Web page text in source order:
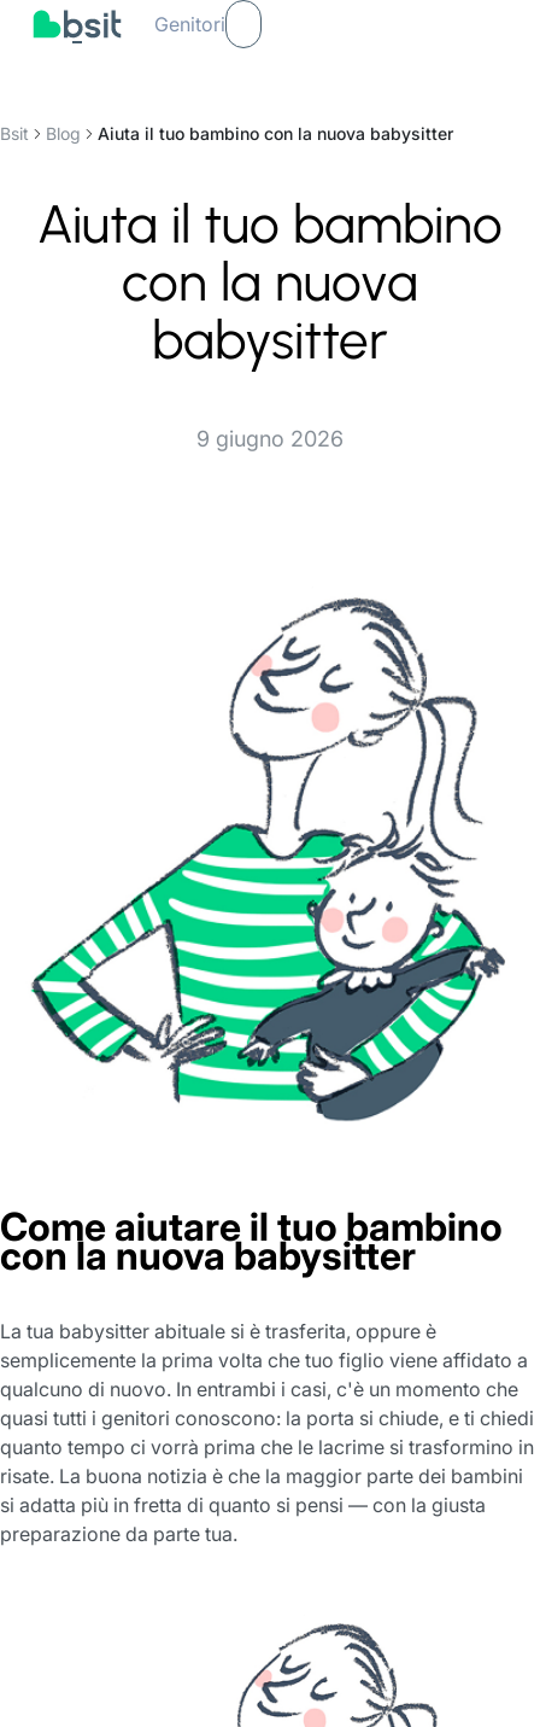
Genitori
Bsit Blog Aiuta il tuo bambino con la nuova babysitter
Aiuta il tuo bambino
con la nuova
babysitter
9 giugno 2026
Come aiutare il tuo bambino
con la nuova babysitter
La tua babysitter abituale si è trasferita, oppure è
semplicemente la prima volta che tuo figlio viene affidato a
qualcuno di nuovo. In entrambi i casi, c'è un momento che
quasi tutti i genitori conoscono: la porta si chiude, e ti chiedi
quanto tempo ci vorrà prima che le lacrime si trasformino in
risate. La buona notizia è che la maggior parte dei bambini
si adatta più in fretta di quanto si pensi — con la giusta
preparazione da parte tua.